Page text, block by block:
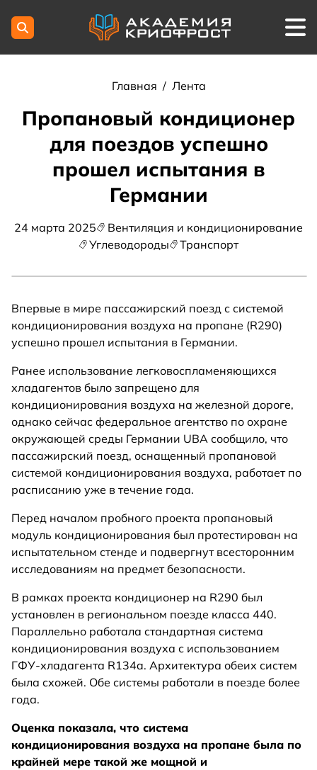
Главная / Лента
Пропановый кондиционер
для поездов успешно
прошел испытания в
Германии
24 марта 2025
Вентиляция и кондиционирование
Углеводороды
Транспорт
Впервые в мире пассажирский поезд с системой
кондиционирования воздуха на пропане (R290)
успешно прошел испытания в Германии.
Ранее использование легковоспламеняющихся
хладагентов было запрещено для
кондиционирования воздуха на железной дороге,
однако сейчас федеральное агентство по охране
окружающей среды Германии UBA сообщило, что
пассажирский поезд, оснащенный пропановой
системой кондиционирования воздуха, работает по
расписанию уже в течение года.
Перед началом пробного проекта пропановый
модуль кондиционирования был протестирован на
испытательном стенде и подвергнут всесторонним
исследованиям на предмет безопасности.
В рамках проекта кондиционер на R290 был
установлен в региональном поезде класса 440.
Параллельно работала стандартная система
кондиционирования воздуха с использованием
ГФУ-хладагента R134a. Архитектура обеих систем
была схожей. Обе системы работали в поезде более
года.
Оценка показала, что система
кондиционирования воздуха на пропане была по
крайней мере такой же мощной и